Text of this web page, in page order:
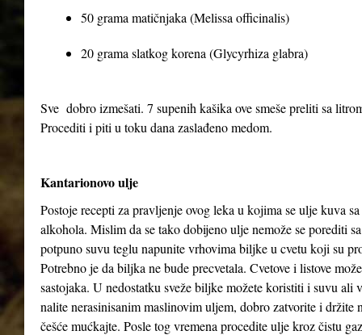
50 grama matičnjaka (Melissa officinalis)
20 grama slatkog korena (Glycyrhiza glabra)
Sve dobro izmešati. 7 supenih kašika ove smeše preliti sa
Procediti i piti u toku dana zaslađeno medom.
Kantarionovo ulje
Postoje recepti za pravljenje ovog leka u kojima se ulje kuva
alkohola. Mislim da se tako dobijeno ulje nemože se porediti
potpuno suvu teglu napunite vrhovima biljke u cvetu koji su
Potrebno je da biljka ne bude precvetala. Cvetove i listove
sastojaka. U nedostatku sveže biljke možete koristiti i suvu
nalite nerasinisanim maslinovim uljem, dobro zatvorite i držite
češće mućkajte. Posle tog vremena procedite ulje kroz čistu